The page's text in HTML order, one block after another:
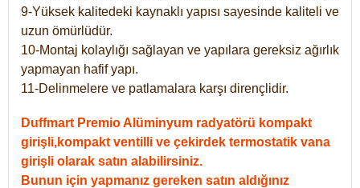
9-Yüksek kalitedeki kaynaklı yapısı sayesinde kaliteli ve
uzun ömürlüdür.
10-Montaj kolaylığı sağlayan ve yapılara gereksiz ağırlık
yapmayan hafif yapı.
11-Delinmelere ve patlamalara karşı dirençlidir.
Duffmart Premio Alüminyum radyatörü kompakt
girişli,kompakt ventilli ve çekirdek termostatik vana
girişli olarak satın alabilirsiniz.
Bunun için yapmanız gereken satın aldığınız